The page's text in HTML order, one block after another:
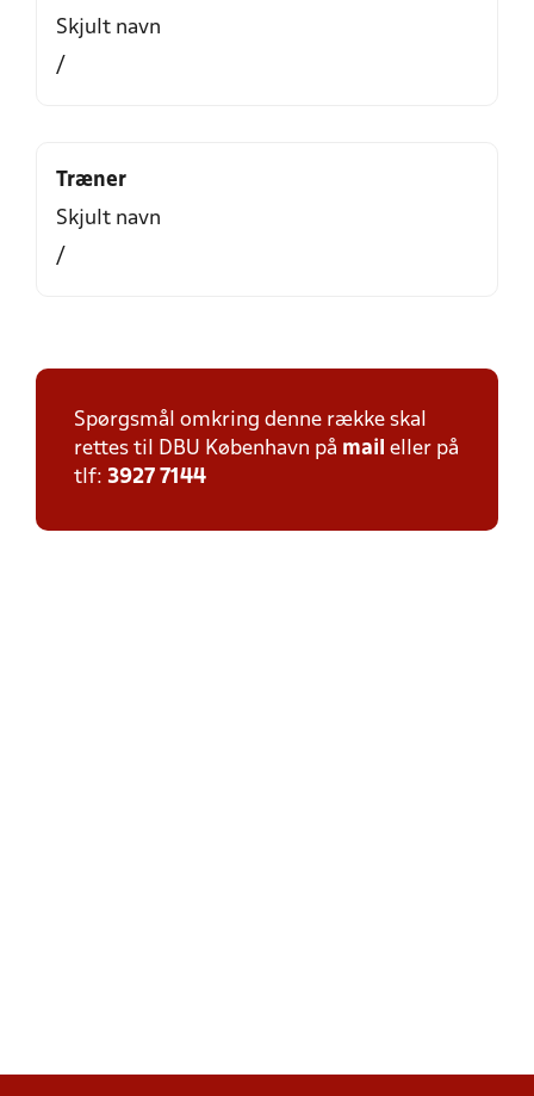
Skjult navn
/
Træner
Skjult navn
/
Spørgsmål omkring denne række skal
rettes til DBU København på mail eller på
tlf: 3927 7144